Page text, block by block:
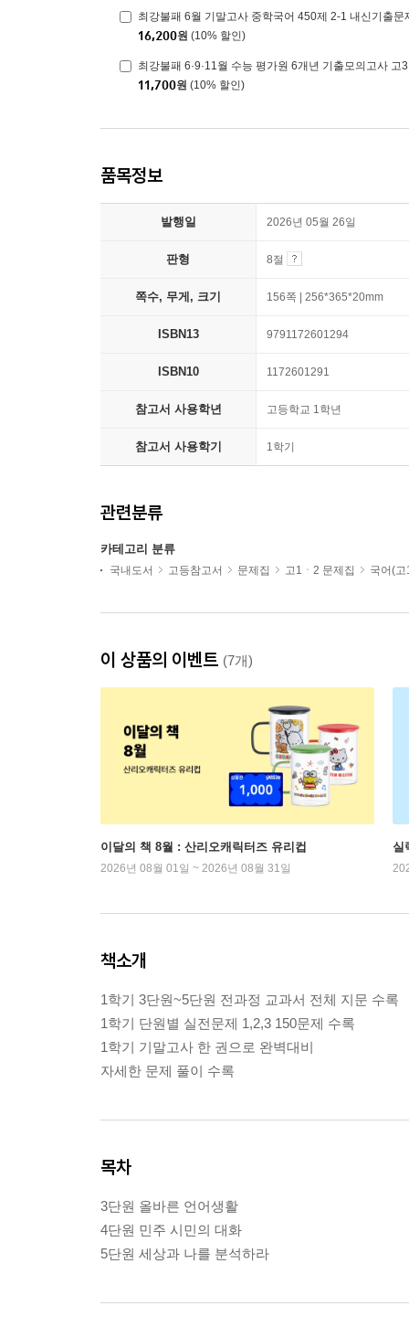
16,200원 (10% 할인)
최강불패 6·9·11월 수능 평가원 6개년 기출모의고사 고
11,700원 (10% 할인)
품목정보
발행일 2026년 05월 26일
판형 8절
쪽수, 무게, 크기 156쪽 | 256*365*20mm
ISBN13 9791172601294
ISBN10 1172601291
참고서 사용학년 고등학교 1학년
참고서 사용학기 1학기
관련분류
카테고리 분류
국내도서 고등참고서 문제집 고1ㆍ2 문제집 국어(
이 상품의 이벤트 (7개)
이달의 책 8월 : 산리오캐릭터즈 유리컵
2026년 08월 01일 ~ 2026년 08월 31일
실
책소개
1학기 3단원~5단원 전과정 교과서 전체 지문 수록
1학기 단원별 실전문제 1,2,3 150문제 수록
1학기 기말고사 한 권으로 완벽대비
자세한 문제 풀이 수록
목차
3단원 올바른 언어생활
4단원 민주 시민의 대화
5단원 세상과 나를 분석하라